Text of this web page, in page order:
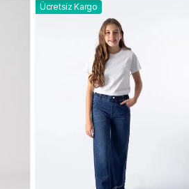
Ücretsiz Kargo